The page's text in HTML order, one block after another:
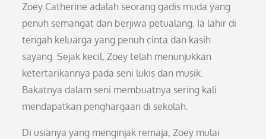
Zoey Catherine adalah seorang gadis muda yang
penuh semangat dan berjiwa petualang. Ia lahir di
tengah keluarga yang penuh cinta dan kasih
sayang. Sejak kecil, Zoey telah menunjukkan
ketertarikannya pada seni lukis dan musik.
Bakatnya dalam seni membuatnya sering kali
mendapatkan penghargaan di sekolah.
Di usianya yang menginjak remaja, Zoey mulai